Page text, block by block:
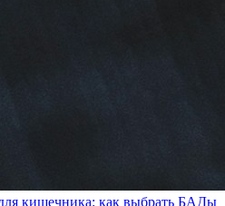
кишечника: как выбрать БАДы